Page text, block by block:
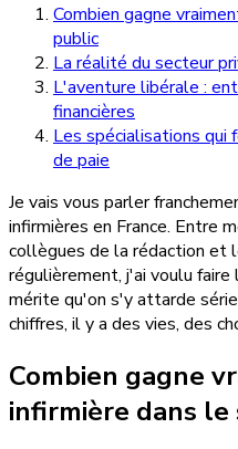
Combien gagne
public
La réalité du secteur
L'aventure libérale :
financières
Les spécialisations qui
de paie
Je vais vous parler
infirmières en France. Entre
collègues de la rédaction et
régulièrement, j'ai voulu
mérite qu'on s'y attarde
chiffres, il y a des vies, des
Combien gagne
infirmière dans